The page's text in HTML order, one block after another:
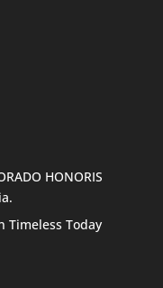
HONORIS
Timeless Today